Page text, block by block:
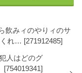
飲みィのやりィのサ
れ… [271912485]
人はどのグ
[754019341]